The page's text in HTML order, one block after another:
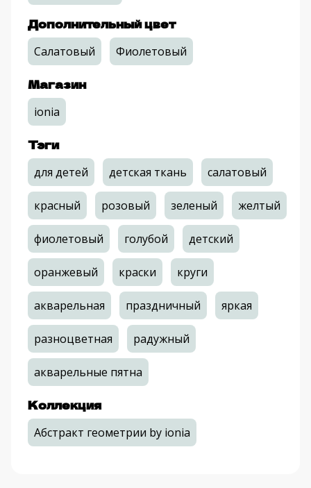
Дополнительный цвет
Салатовый Фиолетовый
Магазин
ionia
Тэги
для детей детская ткань салатовый
красный розовый зеленый желтый
фиолетовый голубой детский
оранжевый краски круги
акварельная праздничный яркая
разноцветная радужный
акварельные пятна
Коллекция
Абстракт геометрии by ionia